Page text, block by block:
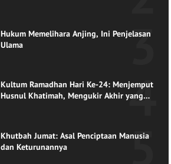
Hukum Memelihara Anjing, Ini Penjelasan
Ulama
Kultum Ramadhan Hari Ke-24: Menjemput
Husnul Khatimah, Mengukir Akhir yang
Khutbah Jumat: Asal Penciptaan Manusia
dan Keturunannya